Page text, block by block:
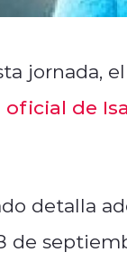
jornada, el
de
detalla
de